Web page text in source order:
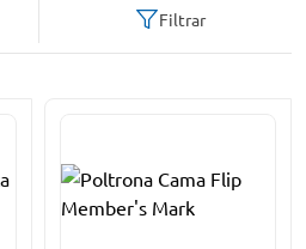
Filtrar